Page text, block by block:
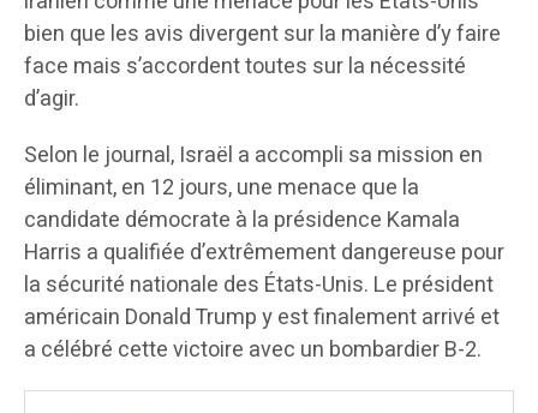
bien que les avis divergent sur la manière d’y faire
face mais s’accordent toutes sur la nécessité
d’agir.
Selon le journal, Israël a accompli sa mission en
éliminant, en 12 jours, une menace que la
candidate démocrate à la présidence Kamala
Harris a qualifiée d’extrêmement dangereuse pour
la sécurité nationale des États-Unis. Le président
américain Donald Trump y est finalement arrivé et
a célébré cette victoire avec un bombardier B-2.